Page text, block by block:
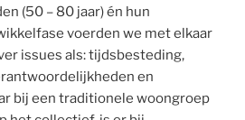
(50 – 80 jaar) én hun
voerden we met elkaar
issues als: tijdsbesteding,
en
bij een traditionele woongroep